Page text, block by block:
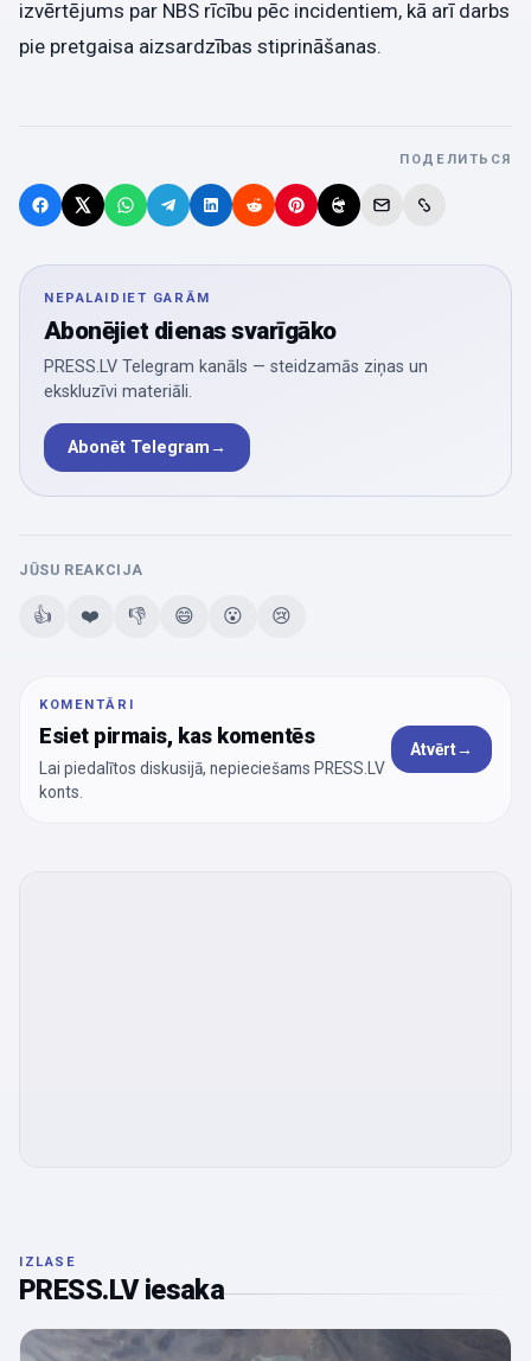
izvērtējums par NBS rīcību pēc incidentiem, kā arī darbs
pie pretgaisa aizsardzības stiprināšanas.
ПОДЕЛИТЬСЯ
NEPALAIDIET GARĀM
Abonējiet dienas svarīgāko
PRESS.LV Telegram kanāls — steidzamās ziņas un
ekskluzīvi materiāli.
Abonēt Telegram→
JŪSU REAKCIJA
👍 ❤️ 👎 😄 😮 😢
KOMENTĀRI
Esiet pirmais, kas komentēs
Lai piedalītos diskusijā, nepieciešams PRESS.LV
konts.
Atvērt→
IZLASE
PRESS.LV iesaka